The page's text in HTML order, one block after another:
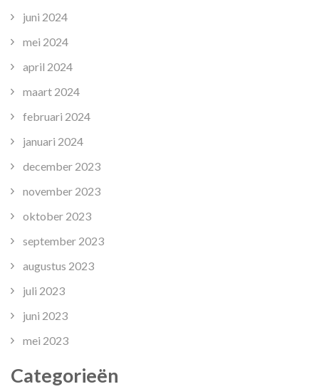
juni 2024
mei 2024
april 2024
maart 2024
februari 2024
januari 2024
december 2023
november 2023
oktober 2023
september 2023
augustus 2023
juli 2023
juni 2023
mei 2023
Categorieën